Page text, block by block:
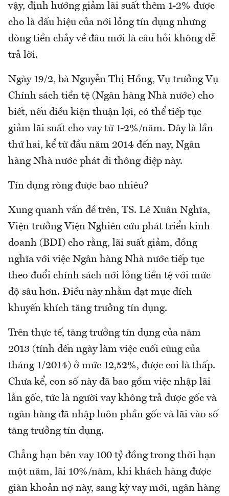
vậy, định hướng giảm lãi suất thêm 1-2% được
cho là dấu hiệu của nới lỏng tín dụng nhưng
dòng tiền chảy về đâu mới là câu hỏi không dễ
trả lời.
Ngày 19/2, bà Nguyễn Thị Hồng, Vụ trưởng Vụ
Chính sách tiền tệ (Ngân hàng Nhà nước) cho
biết, nếu điều kiện thuận lợi, có thể tiếp tục
giảm lãi suất cho vay từ 1-2%/năm. Đây là lần
thứ hai, kể từ đầu năm 2014 đến nay, Ngân
hàng Nhà nước phát đi thông điệp này.
Tín dụng ròng được bao nhiêu?
Xung quanh vấn đề trên, TS. Lê Xuân Nghĩa,
Viện trưởng Viện Nghiên cứu phát triển kinh
doanh (BDI) cho rằng, lãi suất giảm, đồng
nghĩa với việc Ngân hàng Nhà nước tiếp tục
theo đuổi chính sách nới lỏng tiền tệ với mức
độ sâu hơn. Điều này nhằm đạt mục đích
khuyến khích tăng trưởng tín dụng.
Trên thực tế, tăng trưởng tín dụng của năm
2013 (tính đến ngày làm việc cuối cùng của
tháng 1/2014) ở mức 12,52%, được coi là thấp.
Chưa kể, con số này đã bao gồm việc nhập lãi
lẫn gốc, tức là người vay không trả được gốc và
ngân hàng đã nhập luôn phần gốc và lãi vào số
tăng trưởng tín dụng.
Chẳng hạn bên vay 100 tỷ đồng trong thời hạn
một năm, lãi 10%/năm, khi khách hàng được
giãn khoản nợ này, sang kỳ vay mới, ngân hàng